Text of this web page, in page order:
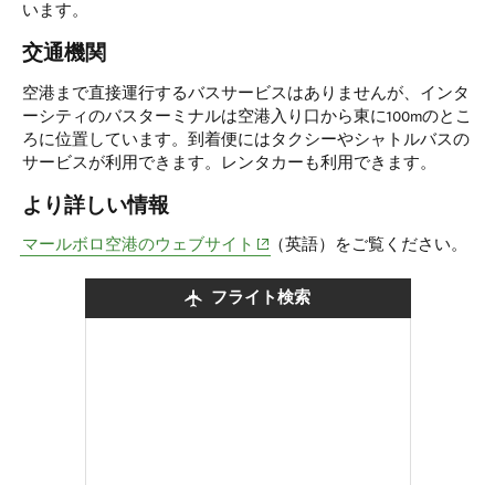
います。
交通機関
空港まで直接運行するバスサービスはありませんが、インタ
ーシティのバスターミナルは空港入り口から東に100mのとこ
ろに位置しています。到着便にはタクシーやシャトルバスの
サービスが利用できます。レンタカーも利用できます。
より詳しい情報
マールボロ空港のウェブサイト (opens in new window)
（英語）をご覧ください。
フライト検索